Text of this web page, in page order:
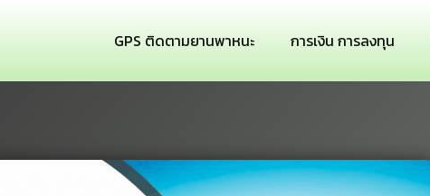
GPS ติดตามยานพาหนะ การเงิน การลงทุน